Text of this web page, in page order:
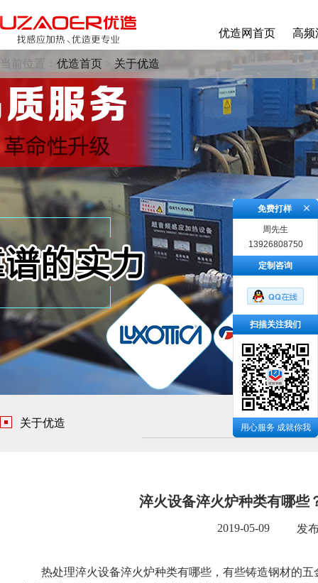
优造网首页 高频
当前位置： 优造首页 > 关于优造
关于优造
淬火设备淬火炉种类有哪些
2019-05-09 发
热处理淬火设备淬火炉种类有哪些，有些铸造钢材的五
免费打样
周先生
13926808750
定制咨询
扫描关注我们
用心服务 成就你我